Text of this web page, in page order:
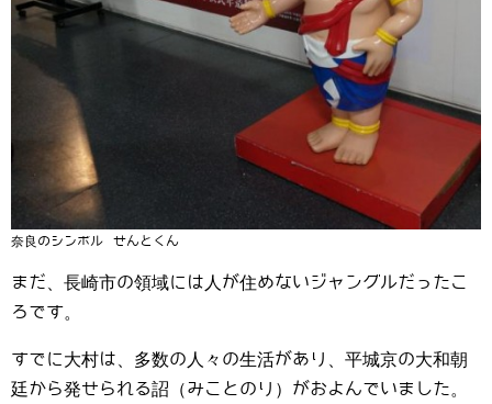
奈良のシンボル せんとくん
まだ、長崎市の領域には人が住めないジャングルだったこ
ろです。
すでに大村は、多数の人々の生活があり、平城京の大和朝
廷から発せられる詔（みことのり）がおよんでいました。